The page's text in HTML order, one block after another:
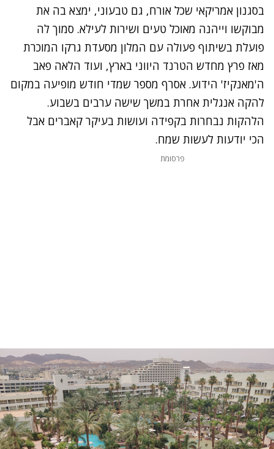
בסגנון אמריקאי שכל אורח, גם טבעוני, ימצא בה את
מבוקשו וייהנה מאוכל טעים ושירות לעילא. סמוך לה
פועלת בשיתוף פעולה עם המלון מסעדת גרקו המוכרת
מאז פרץ מחדש הטרנד היווני בארץ, ועוד הלאה פאב
ה'מאנקיז' הידוע. אסרף מספר שמדי חודש מופיעה במקום
להקה אנגלית אחרת במשך שישה ערבים בשבוע.
הלהקות נבחרות בקפידה ועושות בעיקר קאברים אבל
הכי יודעות לעשות שמח.
פרסומת